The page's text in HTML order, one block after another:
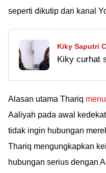
seperti dikutip dari kanal
Kiky Saputri
Keguguran di
Kiky curhat
keguguran.
berduka
semoga
Alasan utama Thariq
Aaliyah pada awal
tidak ingin hubungan
Thariq mengungkapkan
hubungan serius dengan